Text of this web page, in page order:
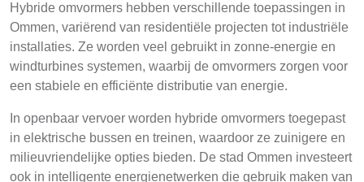
Hybride omvormers hebben verschillende toepassingen in
Ommen, variërend van residentiële projecten tot industriële
installaties. Ze worden veel gebruikt in zonne-energie en
windturbines systemen, waarbij de omvormers zorgen voor
een stabiele en efficiënte distributie van energie.
In openbaar vervoer worden hybride omvormers toegepast
in elektrische bussen en treinen, waardoor ze zuinigere en
milieuvriendelijke opties bieden. De stad Ommen investeert
ook in intelligente energienetwerken die gebruik maken van